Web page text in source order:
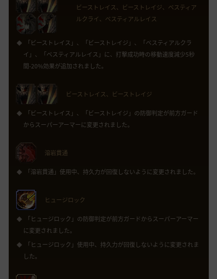
ビーストレイス、ビーストレイジ、ベスティア
ルクライ、ベスティアルレイス
「ビーストレイス」、「ビーストレイジ」、「ベスティアルクラ
イ」、「ベスティアルレイス」に、打撃成功時の移動速度減少5秒
間-20%効果が追加されました。
ビーストレイス、ビーストレイジ
「ビーストレイス」、「ビーストレイジ」の防御判定が前方ガード
からスーパーアーマーに変更されました。
溶岩貫通
「溶岩貫通」使用中、持久力が回復しないように変更されました。
ヒュージロック
「ヒュージロック」の防御判定が前方ガードからスーパーアーマー
に変更されました。
「ヒュージロック」使用中、持久力が回復しないように変更されま
した。